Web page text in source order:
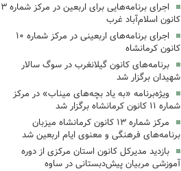
اجرای برنامه‌هایی برای اربعین در مرکز شماره ۳
کانون اسلام‌آباد غرب
اجرای برنامه‌های اربعینی در مرکز شماره ۱۰
کانون کرمانشاه
برنامه‌های کانون گیلانغرب در سوگ سالار
شهیدان برگزار شد
ویژه‌برنامه «به یاد بچه‌های میناب» در مرکز
شماره ۱۱ کانون کرمانشاه برگزار شد
مرکز شماره ۱۳ کانون کرمانشاه میزبان
برنامه‌های فرهنگی و معنوی ایام اربعین شد
بازدید مدیرکل کانون استان مرکزی از دوره
آموزشی مربیان پیش‌دبستانی در ساوه